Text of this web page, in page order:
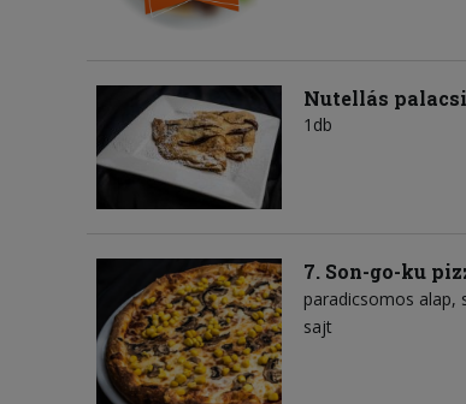
Nutellás
1db
7. Son-go-ku
paradicsomos alap
sajt